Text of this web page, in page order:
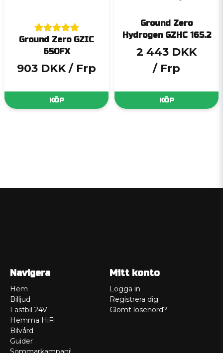
Ground Zero GZIC
650FX
903 DKK / Frp
KÖP
Ground Zero
Hydrogen GZHC 165.2
2 443 DKK
/ Frp
KÖP
Navigera
Hem
Billjud
Lastbil 24V
Hemma HiFi
Bilvård
Guider
Mitt konto
Logga in
Registrera dig
Glömt lösenord?